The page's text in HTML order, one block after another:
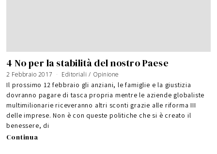
4 No per la stabilità del nostro Paese
2 Febbraio 2017
e
b
r
i
o
2
0
Editoriali / Opinione
Il prossimo 12 febbraio gli anziani, le famiglie e la giustizia
dovranno pagare di tasca propria mentre le aziende globaliste
multimilionarie riceveranno altri sconti grazie alle riforma III
delle imprese. Non è con queste politiche che si è creato il
benessere, di
Continua